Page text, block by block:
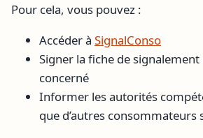
Pour cela, vous pouvez :
Accéder à SignalConso
Signer la fiche de
concerné
Informer les autorités
que d’autres consommateurs